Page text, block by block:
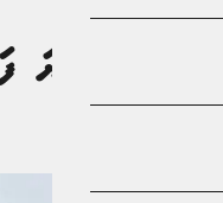
ޑައިވިންއަށް ދިޔަ